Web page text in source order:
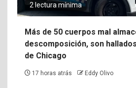
2 lectura mínima
Más de 50 cuerpos mal
descomposición, son
de Chicago
17 horas atrás Eddy Olivo